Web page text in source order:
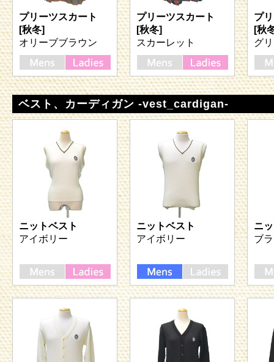
プリーツスカート
[秋冬]
オリーブブラウン
プリーツスカート
[秋冬]
スカーレット
プ
[秋
グ
ベスト、カーディガン -vest_cardigan-
ニットベスト
アイボリー
ニットベスト
アイボリー
ニ
ブ